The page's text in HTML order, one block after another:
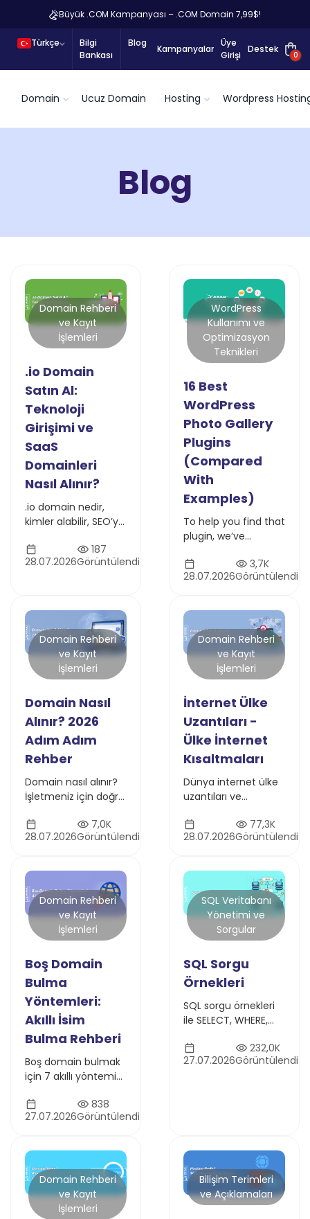
Büyük .COM Kampanyası – .COM Domain 7,99$!
Türkçe
Bilgi
Bankası
Blog
Kampanyalar
Üye
Girişi
Destek
0
Domain Ucuz Domain Hosting Wordpress
Blog
Domain Rehberi
ve Kayıt
İşlemleri
.io Domain
Satın Al:
Teknoloji
Girişimi ve
SaaS
Domainleri
Nasıl Alınır?
.io domain nedir,
kimler alabilir, SEO’ya
ve teknoloji projeleri
için .io domain
sorgulayın.
28.07.2026
187
Görüntülendi
WordPress
Kullanımı ve
Optimizasyon
Teknikleri
16 Best
WordPress
Photo Gallery
Plugins
(Compared
With
Examples)
To help you find that
plugin, we’ve
the best WordPress
photo gallery
their feature lists,
and grabbed a
representative
screenshot so that
you know what
types of galleries
each can create.
28.07.2026
3,7K
Görüntülendi
Domain Rehberi
ve Kayıt
İşlemleri
Domain Nasıl
Alınır? 2026
Adım Adım
Rehber
Domain nasıl alınır?
İşletmeniz için doğru
ve güvenle
kaydetmek için adım
alma rehberi
28.07.2026
7,0K
Görüntülendi
Domain Rehberi
ve Kayıt
İşlemleri
İnternet Ülke
Uzantıları -
Ülke İnternet
Kısaltmaları
Dünya internet ülke
uzantıları ve
Ülkelerin internet
alan adı uzantılarını
(.DE, .TR, .UK,. US) ve
daha fazlası!
28.07.2026
77,3K
Görüntülendi
Domain Rehberi
ve Kayıt
İşlemleri
Boş Domain
Bulma
Yöntemleri:
Akıllı İsim
Bulma Rehberi
Boş domain bulmak
için 7 akıllı yöntemi
domain satın alma,
expired domain,
marka kontrolü
hakkında kapsamlı
rehber.
27.07.2026
838
Görüntülendi
SQL Veritabanı
Yönetimi ve
Sorgular
SQL Sorgu
Örnekleri
SQL sorgu örnekleri
ile SELECT, WHERE,
INSERT, UPDATE ve
DELETE komutlarını
27.07.2026
232,0K
Görüntülendi
Domain Rehberi
ve Kayıt
İşlemleri
Bilişim Terimleri
ve Açıklamaları